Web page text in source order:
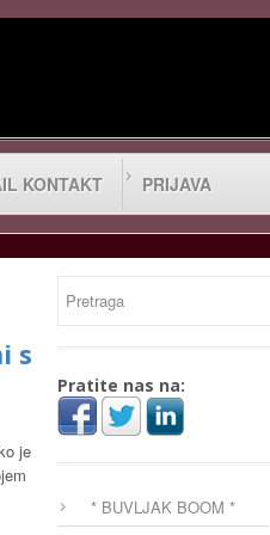
KONTAKT PRIJAVA
s
je
Pratite nas na:
* BUVLJAK BOOM *